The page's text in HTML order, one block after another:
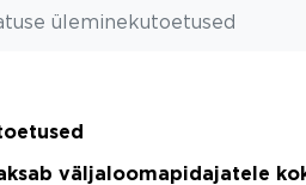
üleminekutoetused
väljaloomapidajatele